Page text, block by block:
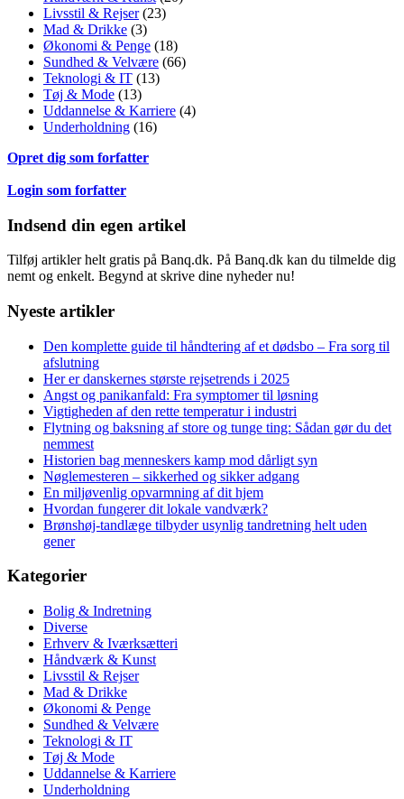
Livsstil & Rejser(23)
Mad & Drikke (3)
Økonomi & Penge (18)
Sundhed & Velvære (66)
Teknologi & IT (13)
Tøj & Mode (13)
Uddannelse & Karriere (4)
Underholdning (16)
Opret dig som forfatter
Login som forfatter
Indsend din egen artikel
Tilføj artikler helt gratis på Banq.dk. På Banq.dk kan du tilmelde dig
nemt og enkelt. Begynd at skrive dine nyheder nu!
Nyeste artikler
Den komplette guide til håndtering af et dødsbo – Fra sorg til
afslutning
Her er danskernes største rejsetrends i 2025
Angst og panikanfald: Fra symptomer til løsning
Vigtigheden af den rette temperatur i industri
Flytning og baksning af store og tunge ting: Sådan gør du det
nemmest
Historien bag menneskers kamp mod dårligt syn
Nøglemesteren – sikkerhed og sikker adgang
En miljøvenlig opvarmning af dit hjem
Hvordan fungerer dit lokale vandværk?
Brønshøj-tandlæge tilbyder usynlig tandretning helt uden
gener
Kategorier
Bolig & Indretning
Diverse
Erhverv & Iværksætteri
Håndværk & Kunst
Livsstil & Rejser
Mad & Drikke
Økonomi & Penge
Sundhed & Velvære
Teknologi & IT
Tøj & Mode
Uddannelse & Karriere
Underholdning